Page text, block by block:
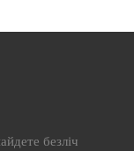
безліч